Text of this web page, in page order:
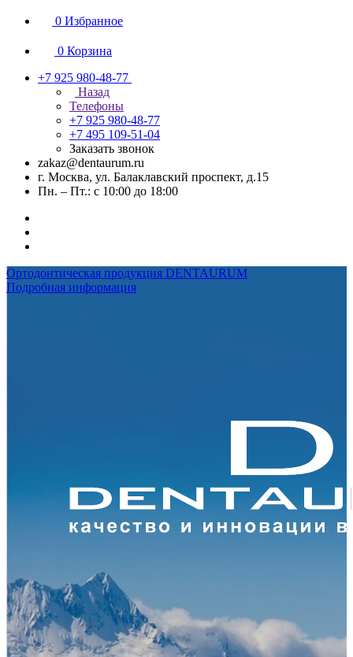
0 Избранное
0 Корзина
+7 925 980-48-77
Назад
Телефоны
+7 925 980-48-77
+7 495 109-51-04
Заказать звонок
zakaz@dentaurum.ru
г. Москва, ул. Балаклавский проспект, д.15
Пн. – Пт.: с 10:00 до 18:00
Ортодонтическая продукция DENTAURUM
Подробная информация